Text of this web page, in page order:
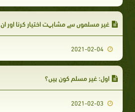
غیر مسلموں سے مشابہت اختیار کرنا اور
اول: غیر مسلم کون ہیں؟